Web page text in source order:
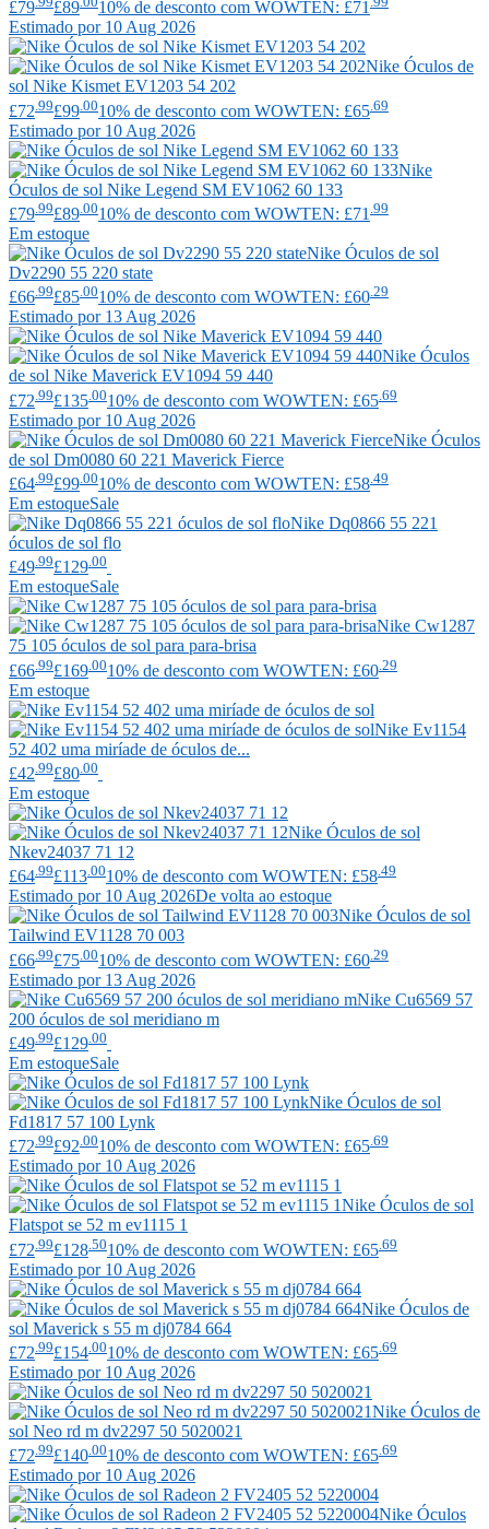
£79
£89 10% de desconto com WOWTEN: £71
Estimado por 10 Aug 2026
Nike Óculos de
sol Nike Kismet EV1203 54 202
£72 .99£99 .0010% de desconto com WOWTEN: £65 .69
Estimado por 10 Aug 2026
Nike
Óculos de sol Nike Legend SM EV1062 60 133
£79 .99£89 .0010% de desconto com WOWTEN: £71 .99
Em estoque
Nike Óculos de sol
Dv2290 55 220 state
£66 .99£85 .0010% de desconto com WOWTEN: £60 .29
Estimado por 13 Aug 2026
Nike Óculos
de sol Nike Maverick EV1094 59 440
£72 .99£135 .0010% de desconto com WOWTEN: £65 .69
Estimado por 10 Aug 2026
Nike Óculos
de sol Dm0080 60 221 Maverick Fierce
£64 .99£99 .0010% de desconto com WOWTEN: £58 .49
Em estoqueSale
Nike Dq0866 55 221
óculos de sol flo
£49 .99£129 .00
Em estoqueSale
Nike Cw1287
75 105 óculos de sol para para-brisa
£66 .99£169 .0010% de desconto com WOWTEN: £60 .29
Em estoque
Nike Ev1154
52 402 uma miríade de óculos de...
£42 .99£80 .00
Em estoque
Nike Óculos de sol
Nkev24037 71 12
£64 .99£113 .0010% de desconto com WOWTEN: £58 .49
Estimado por 10 Aug 2026De volta ao estoque
Nike Óculos de sol
Tailwind EV1128 70 003
£66 .99£75 .0010% de desconto com WOWTEN: £60 .29
Estimado por 13 Aug 2026
Nike Cu6569 57
200 óculos de sol meridiano m
£49 .99£129 .00
Em estoqueSale
Nike Óculos de sol
Fd1817 57 100 Lynk
£72 .99£92 .0010% de desconto com WOWTEN: £65 .69
Estimado por 10 Aug 2026
Nike Óculos de sol
Flatspot se 52 m ev1115 1
£72 .99£128 .5010% de desconto com WOWTEN: £65 .69
Estimado por 10 Aug 2026
Nike Óculos de
sol Maverick s 55 m dj0784 664
£72 .99£154 .0010% de desconto com WOWTEN: £65 .69
Estimado por 10 Aug 2026
Nike Óculos de
sol Neo rd m dv2297 50 5020021
£72 .99£140 .0010% de desconto com WOWTEN: £65 .69
Estimado por 10 Aug 2026
Nike Óculos